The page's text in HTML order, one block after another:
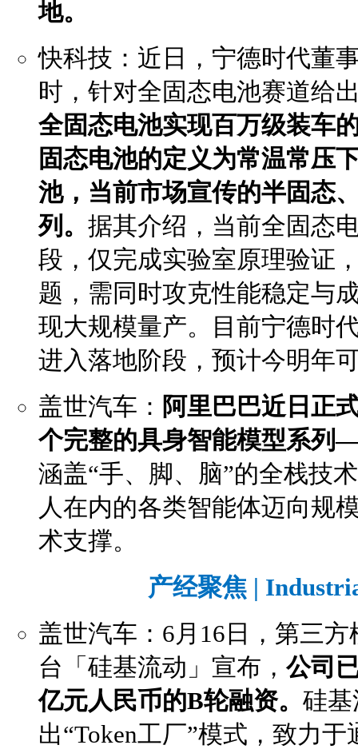
地。
快科技：近日，宁德时代董
时，针对全固态电池赛道给
全固态电池实现百万级装车
固态电池的定义为常温常压
池，当前市场宣传的半固态
列。 据其介绍，当前全固态
段，仅完成实验室原理验证
题，需同时攻克性能稳定与
现大规模量产。目前宁德时
进入落地阶段，预计今明年
盖世汽车： 阿里巴巴近日正
个完整的具身智能模型系列
涵盖“手、脚、脑”的全栈技
人在内的各类智能体迈向规
术支撑。
产经聚焦 |
盖世汽车：6月16日，第三
台「硅基流动」宣布， 公司
亿元人民币的B轮融资。 硅
出“Token工厂”模式，致力